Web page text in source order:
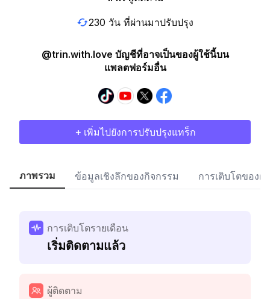
230 วัน ที่ผ่านมาปรับปรุง
@trin.with.love บัญชีที่อาจเป็นของผู้ใช้นี้บน
แพลตฟอร์มอื่น
+ เพิ่มไปยังการปรับปรุงแทร็ก
ภาพรวม ข้อมูลเชิงลึกของกิจกรรม การเติบโตของผู้
การเติบโตรายเดือน
เริ่มติดตามแล้ว
ผู้ติดตาม